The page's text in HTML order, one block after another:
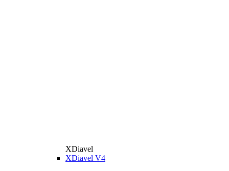
XDiavel
XDiavel V4